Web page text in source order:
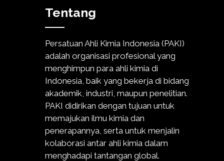
Tentang
Persatuan Ahli Kimia Indonesia (PAKI)
adalah organisasi profesional yang
menghimpun para ahli kimia di
Indonesia, baik yang bekerja di bidang
akademik, industri, maupun penelitian.
PAKI didirikan dengan tujuan untuk
memajukan ilmu kimia dan
penerapannya, serta untuk menjalin
kolaborasi antar ahli kimia dalam
menghadapi tantangan global.